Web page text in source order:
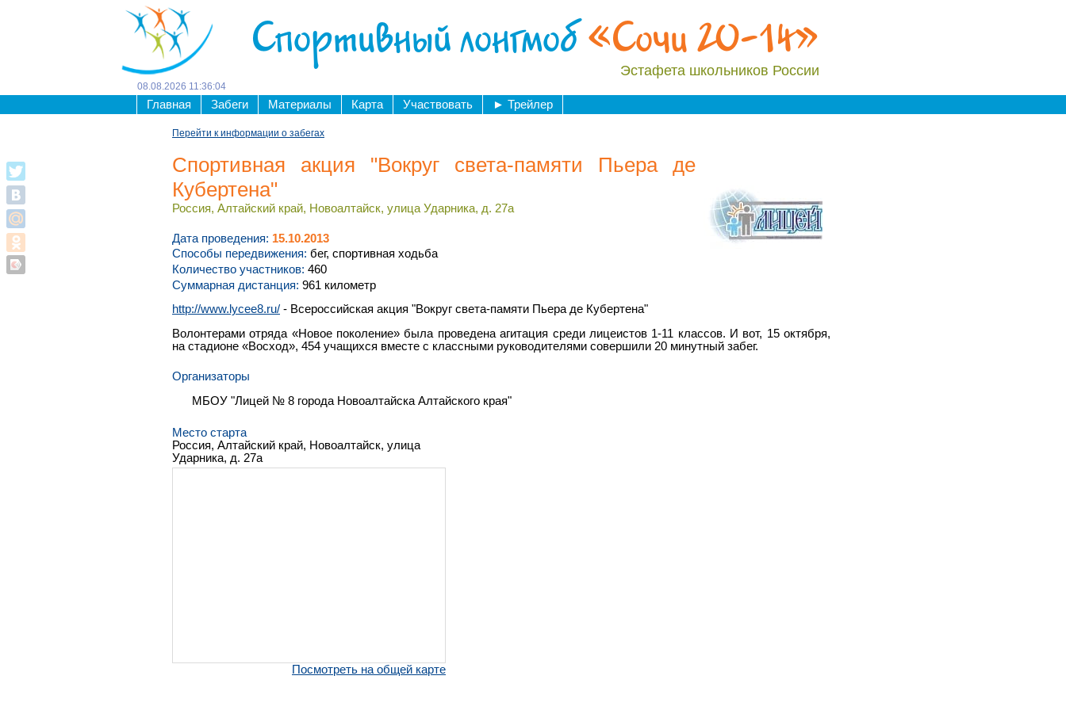
Спортивный лонгмоб«Сочи 20-14»
Эстафета школьников России
08 08 2026 11 :36:04
Главная Забеги Материалы Карта Участвовать ► Трейлер
Перейти к информации о забегах
Спортивная акция "Вокруг света-памяти Пьера де
Кубертена"
Россия, Алтайский край, Новоалтайск, улица Ударника, д. 27а
Дата проведения: 15.10.2013
Способы передвижения: бег, спортивная ходьба
Количество участников: 460
Суммарная дистанция: 961 километр
http://www.lycee8.ru/ - Всероссийская акция "Вокруг света-памяти Пьера де Кубертена"
Волонтерами отряда «Новое поколение» была проведена агитация среди лицеистов 1-11 классов. И вот, 15 октября,
на стадионе «Восход», 454 учащихся вместе с классными руководителями совершили 20 минутный забег.
Организаторы
МБОУ "Лицей № 8 города Новоалтайска Алтайского края"
Место старта
Россия, Алтайский край, Новоалтайск, улица
Ударника, д. 27а
Посмотреть на общей карте